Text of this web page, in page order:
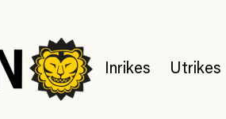
Inrikes Utrikes